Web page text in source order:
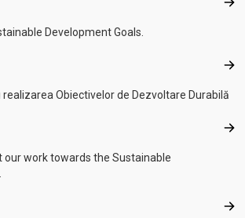
Development Goals.
Ia
Obiectivelor de Dezvoltare Durabilă
our work towards the Sustainable